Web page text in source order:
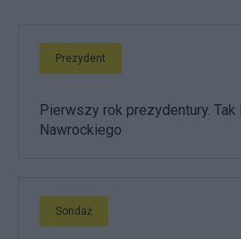
Prezydent
Pierwszy rok prezydentury. Tak
Nawrockiego
Sondaż